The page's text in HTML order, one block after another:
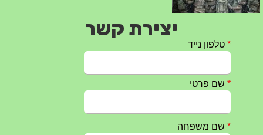
טקס ההתיחדות עם החללים לשנת 2025 – 10 יוני 2025
מופע הגבעטרון ב 10.10.2024 נדחה בשל המצב הבטחוני
יצירת קשר